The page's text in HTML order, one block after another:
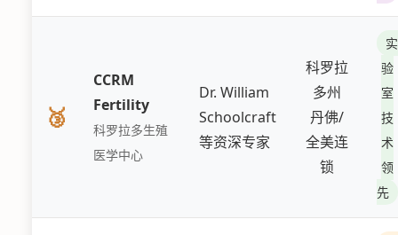
🥉
CCRM
Fertility
科罗拉多生殖
医学中心
Dr. William
Schoolcraft
等资深专家
科罗拉
多州
丹佛/
全美连
锁
实
验
室
技
术
领
先